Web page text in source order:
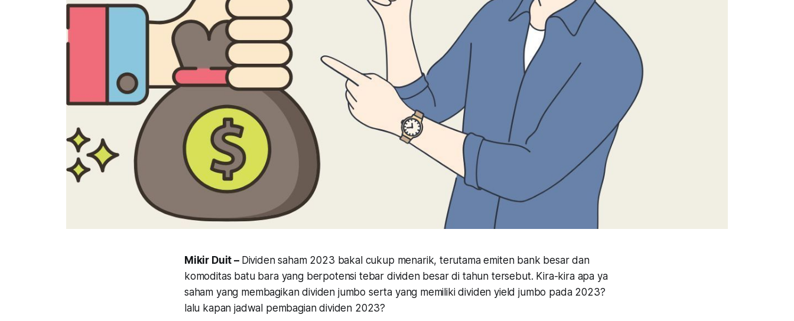
Mikir Duit – Dividen saham 2023 bakal cukup menarik, terutama emiten bank besar dan
komoditas batu bara yang berpotensi tebar dividen besar di tahun tersebut. Kira-kira apa ya
saham yang membagikan dividen jumbo serta yang memiliki dividen yield jumbo pada 2023?
lalu kapan jadwal pembagian dividen 2023?